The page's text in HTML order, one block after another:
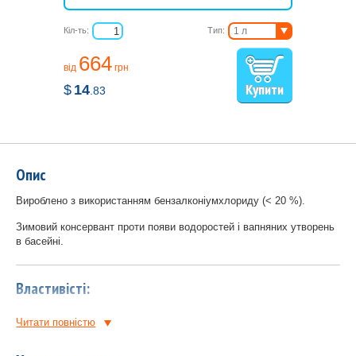
від 664 грн
$ 14 .83
Кіл-ть: Тип:
1 л
3 л
5 л
Опис
Вироблено з використанням бензалконіумхлориду (< 20 %).
Зимовий консервант проти появи водоростей і вапняних утворень
в басейні.
Властивісті:
Читати повнiстю